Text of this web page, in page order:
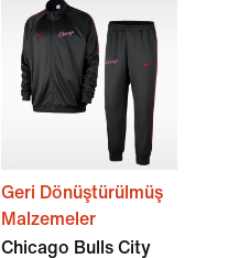
Geri Dönüştürülmüş
Malzemeler
Chicago Bulls City